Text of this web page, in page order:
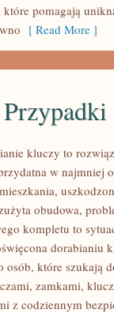
pomagają
[ Read More ]
kluczy to
w najmniej
obudowa,
kompletu to
dorabianiu
osób, które szukają
zamkami,
z codziennym